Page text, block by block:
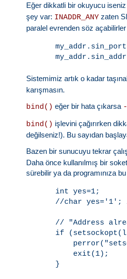
Eğer dikkatli bir okuyucu
şey var: INADDR_ANY zaten
paralel evrenden söz
Sistemimiz artık o kadar
karışmasın.
bind() eğer bir hata çıkarsa
bind() işlevini çağırırken
değilseniz!). Bu sayıdan
Bazen bir sunucuyu tekrar
Daha önce kullanılmış bir
sürebilir ya da programınıza
int yes=1;
//char yes='1';
// "Address
if
    exit(1);